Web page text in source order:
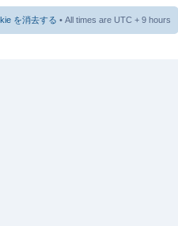
を消去する • All times are UTC + 9 hours